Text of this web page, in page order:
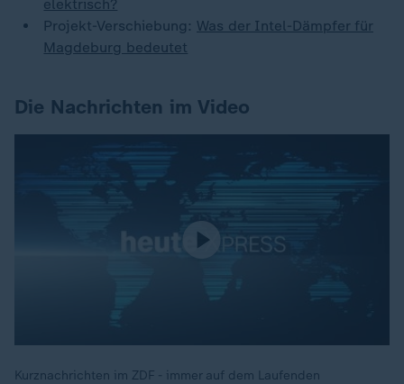
elektrisch?
Projekt-Verschiebung: Was der Intel-Dämpfer für
Magdeburg bedeutet
Die Nachrichten im Video
Kurznachrichten im ZDF - immer auf dem Laufenden